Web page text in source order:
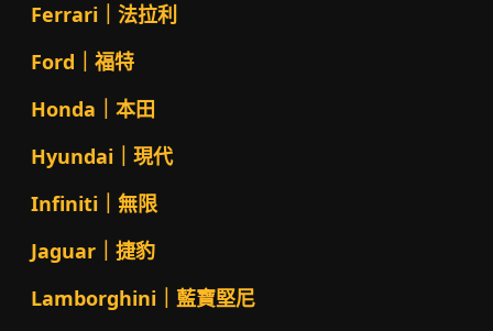
Ferrari｜法拉利
Ford｜福特
Honda｜本田
Hyundai｜現代
Infiniti｜無限
Jaguar｜捷豹
Lamborghini｜藍寶堅尼